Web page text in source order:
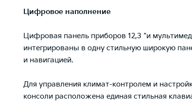
Цифровое наполнение
Цифровая панель приборов 12,3 “и
интегрированы в одну стильную широкую
и навигацией.
Для управления климат-контролем и
консоли расположена единая стильная